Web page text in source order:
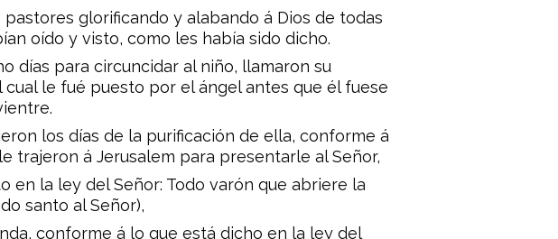
glorificando y alabando á Dios de todas
oído y visto, como les había sido dicho.
días para circuncidar al niño, llamaron su
cual le fué puesto por el ángel antes que él fuese
los días de la purificación de ella, conforme á
trajeron á Jerusalem para presentarle al Señor,
en la ley del Señor: Todo varón que abriere la
santo al Señor),
conforme á lo que está dicho en la ley del